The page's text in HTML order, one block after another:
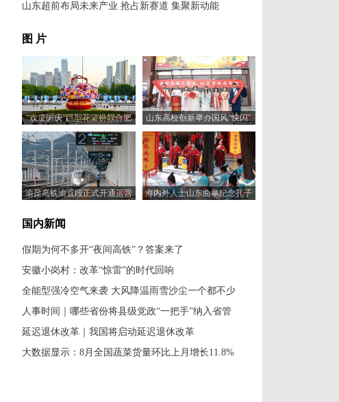
山东超前布局未来产业 抢占新赛道 集聚新动能
图 片
“欢度国庆”巨型花篮扮靓合肥
街头
山东高校创新举办国风“快闪”
献礼国庆佳节
渝昆高铁渝宜段正式开通运营
海内外人士山东曲阜纪念孔子
国内新闻
假期为何不多开“夜间高铁”？答案来了
安徽小岗村：改革“惊雷”的时代回响
全能型强冷空气来袭 大风降温雨雪沙尘一个都不少
人事时间｜哪些省份将县级党政“一把手”纳入省管
延迟退休改革｜我国将启动延迟退休改革
大数据显示：8月全国蔬菜货量环比上月增长11.8%